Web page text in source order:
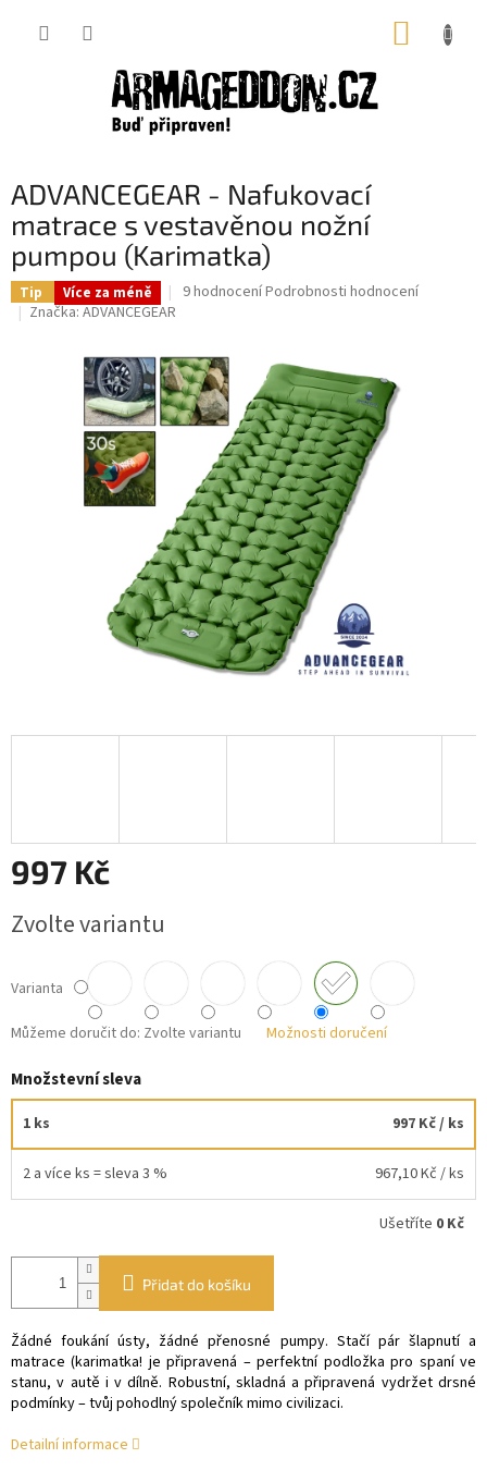
ADVANCEGEAR - Nafukovací
matrace s vestavěnou nožní
pumpou (Karimatka)
Tip Více za méně
Průměrné
je
5,0
z
5
hvězdiček.
9 hodnoceníPodrobnosti hodnocení
Značka: ADVANCEGEAR
997 Kč
cena:
Zvolte variantu
Varianta
Můžeme doručit do: Zvolte variantu Možnosti doručení
Množstevní sleva
1 ks 997 Kč/ ks
2 a více ks = sleva 3 % 967,10 Kč / ks
Ušetříte 0 Kč
Přidat do košíku
Žádné foukání ústy, žádné přenosné pumpy. Stačí pár šlapnutí a
matrace (karimatka! je připravená – perfektní podložka pro spaní ve
stanu, v autě i v dílně. Robustní, skladná a připravená vydržet drsné
podmínky – tvůj pohodlný společník mimo civilizaci.
Detailní informace